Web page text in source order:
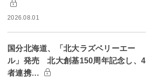
2026.08.01
国分北海道、「北大ラズベリーエー
ル」発売 北大創基150周年記念し、4
者連携…